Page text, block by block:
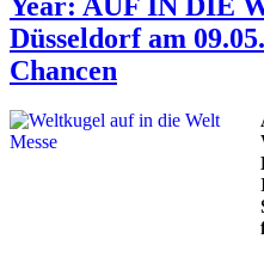
Düsseldorf am
Chancen